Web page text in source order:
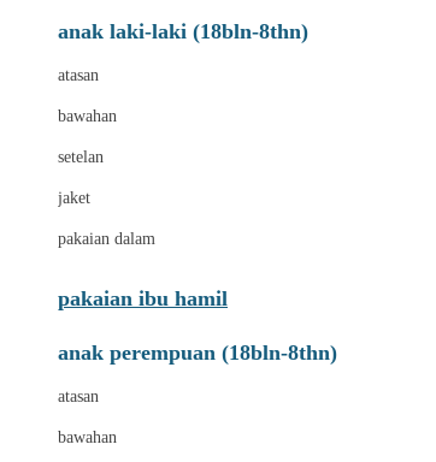
anak laki-laki (18bln-8thn)
atasan
bawahan
setelan
jaket
pakaian dalam
pakaian ibu hamil
anak perempuan (18bln-8thn)
atasan
bawahan